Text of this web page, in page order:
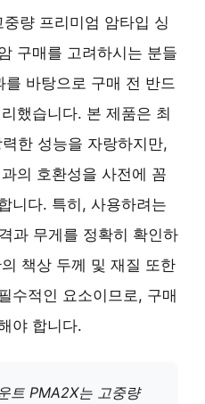
량 프리미엄 암타입 싱
구매를 고려하시는 분들
바탕으로 구매 전 반드
했습니다. 본 제품은 최
한 성능을 자랑하지만,
의 호환성을 사전에 꼼
니다. 특히, 사용하려는
과 무게를 정확히 확인하
책상 두께 및 재질 또한
수적인 요소이므로, 구매
야 합니다.
트 PMA2X는 고중량